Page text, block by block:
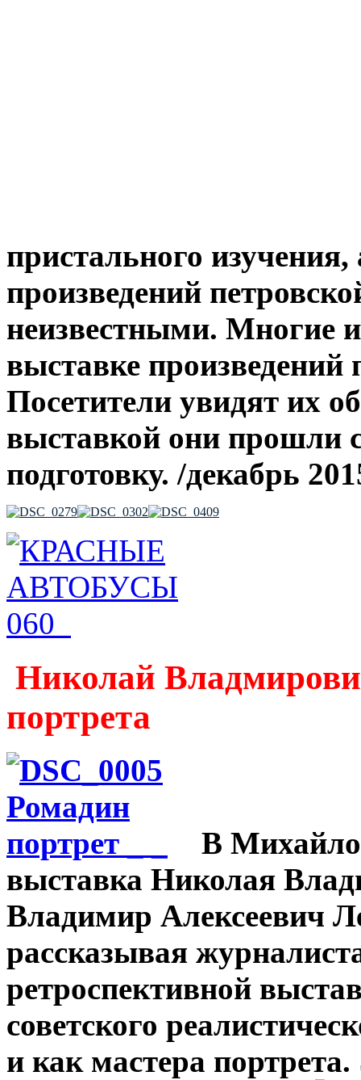
пристального
произведений
неизвестными. Многие
выставке
Посетители увидят их
выставкой они прошли
подготовку. /декабрь
Николай
портрета
В
выставка Николая
Владимир Алексеевич
рассказывая
ретроспективной
советского
и как мастера